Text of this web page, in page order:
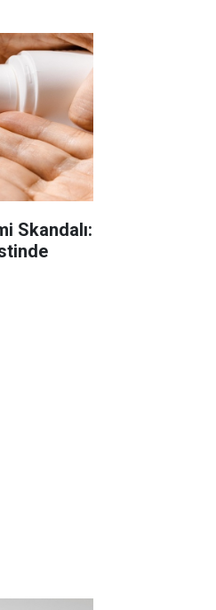
Skandalı: